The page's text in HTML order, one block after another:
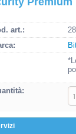
art.: